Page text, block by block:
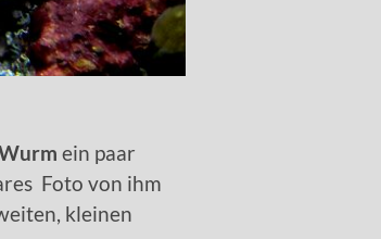
ein paar
Foto von ihm
kleinen